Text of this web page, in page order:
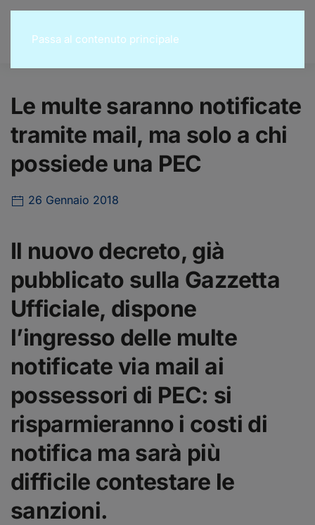
Passa al contenuto principale
Le multe saranno notificate
tramite mail, ma solo a chi
possiede una PEC
26 Gennaio 2018
Il nuovo decreto, già
pubblicato sulla Gazzetta
Ufficiale, dispone
l’ingresso delle multe
notificate via mail ai
possessori di PEC: si
risparmieranno i costi di
notifica ma sarà più
difficile contestare le
sanzioni.